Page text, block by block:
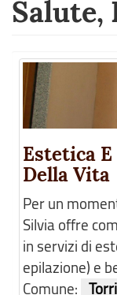
Salute,
Estetica
Della Vita
Per un
Silvia offre
in servizi di
epilazione) e
Comune: